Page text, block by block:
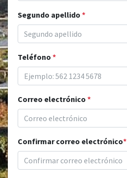
Segundo apellido *
Teléfono *
Correo electrónico *
Confirmar correo electrónico*